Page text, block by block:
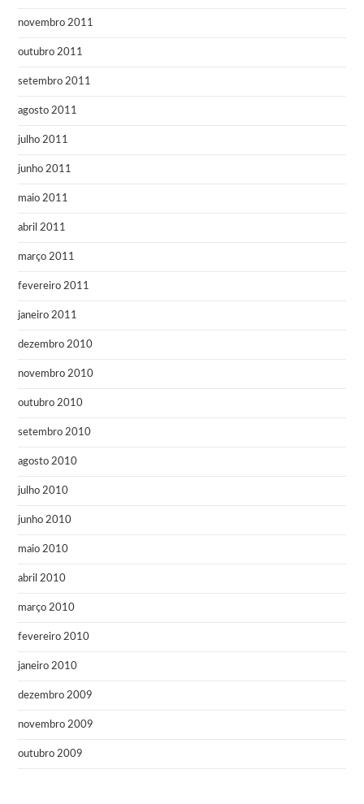
novembro 2011
outubro 2011
setembro 2011
agosto 2011
julho 2011
junho 2011
maio 2011
abril 2011
março 2011
fevereiro 2011
janeiro 2011
dezembro 2010
novembro 2010
outubro 2010
setembro 2010
agosto 2010
julho 2010
junho 2010
maio 2010
abril 2010
março 2010
fevereiro 2010
janeiro 2010
dezembro 2009
novembro 2009
outubro 2009